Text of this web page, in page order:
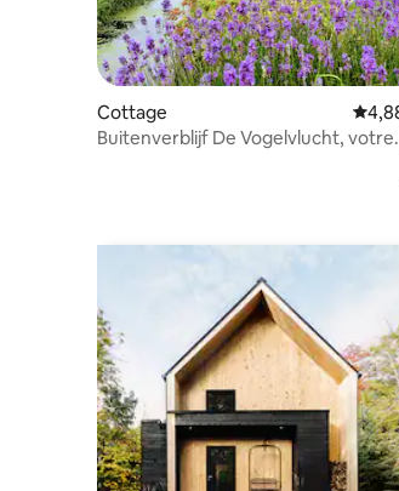
Cottage
Buitenverblijf De Vogelvlucht, votre